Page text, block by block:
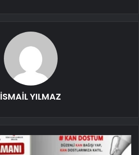
İSMAİL YILMAZ